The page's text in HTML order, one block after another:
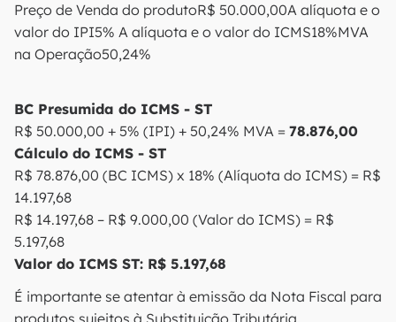
Preço de Venda do produtoR$ 50.000,00A alíquota e o
valor do IPI5% A alíquota e o valor do ICMS18%MVA
na Operação50,24%
BC Presumida do ICMS - ST
R$ 50.000,00 + 5% (IPI) + 50,24% MVA = 78.876,00
Cálculo do ICMS - ST
R$ 78.876,00 (BC ICMS) x 18% (Alíquota do ICMS) = R$
14.197,68
R$ 14.197,68 – R$ 9.000,00 (Valor do ICMS) = R$
5.197,68
Valor do ICMS ST: R$ 5.197,68
É importante se atentar à emissão da Nota Fiscal para
produtos sujeitos à Substituição Tributária.